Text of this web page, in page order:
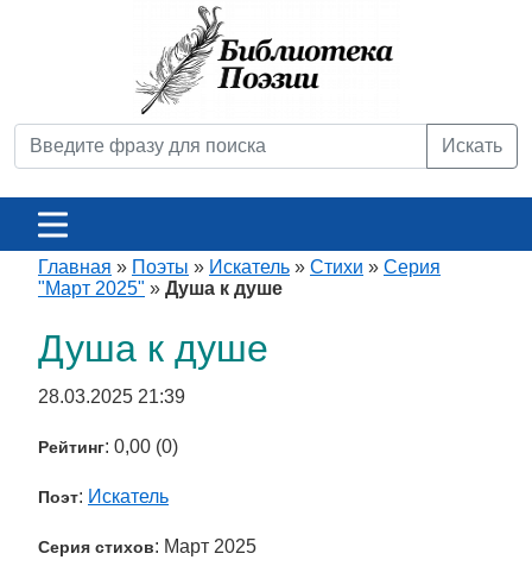
Искать
Главная » Поэты » Искатель » Стихи » Серия
"Март 2025" » Душа к душе
Душа к душе
28.03.2025 21:39
Рейтинг: 0,00 (0)
Поэт: Искатель
Серия стихов: Март 2025